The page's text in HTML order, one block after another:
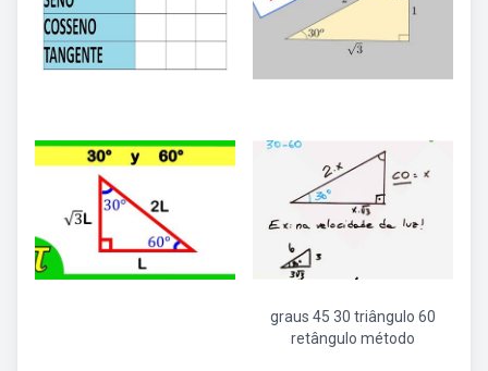
graus 45 30 triângulo 60
retângulo método